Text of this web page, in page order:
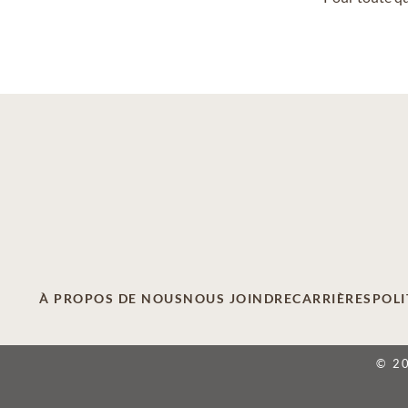
À PROPOS DE NOUSNOUS JOINDRECARRIÈRES
©